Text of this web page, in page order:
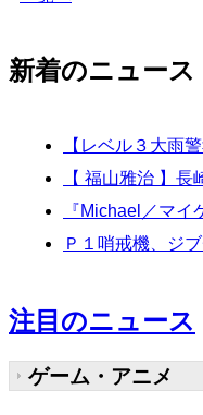
新着のニュース
【レベル３大雨
【 福山雅治 】
『Michael／マ
Ｐ１哨戒機、ジ
注目のニュース
ゲーム・アニメ